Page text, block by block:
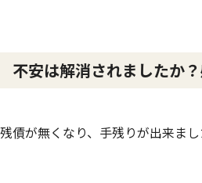
不安は解消されましたか
残債が無くなり、手残りが出来まし